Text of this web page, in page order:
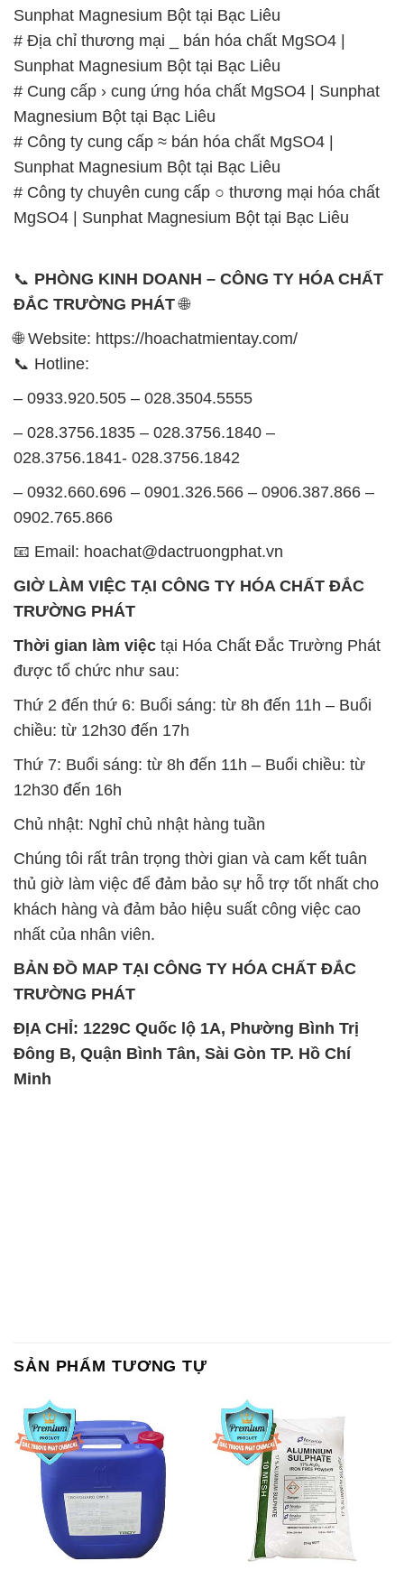
Sunphat Magnesium Bột tại Bạc Liêu
# Địa chỉ thương mại _ bán hóa chất MgSO4 |
Sunphat Magnesium Bột tại Bạc Liêu
# Cung cấp › cung ứng hóa chất MgSO4 | Sunphat
Magnesium Bột tại Bạc Liêu
# Công ty cung cấp ≈ bán hóa chất MgSO4 |
Sunphat Magnesium Bột tại Bạc Liêu
# Công ty chuyên cung cấp ○ thương mại hóa chất
MgSO4 | Sunphat Magnesium Bột tại Bạc Liêu
📞 PHÒNG KINH DOANH – CÔNG TY HÓA CHẤT
ĐẮC TRƯỜNG PHÁT🌐
🌐 Website: https://hoachatmientay.com/
📞 Hotline:
– 0933.920.505 – 028.3504.5555
– 028.3756.1835 – 028.3756.1840 –
028.3756.1841- 028.3756.1842
– 0932.660.696 – 0901.326.566 – 0906.387.866 –
0902.765.866
📧 Email: hoachat@dactruongphat.vn
GIỜ LÀM VIỆC TẠI CÔNG TY HÓA CHẤT ĐẮC
TRƯỜNG PHÁT
Thời gian làm việc tại Hóa Chất Đắc Trường Phát
được tổ chức như sau:
Thứ 2 đến thứ 6: Buổi sáng: từ 8h đến 11h – Buổi
chiều: từ 12h30 đến 17h
Thứ 7: Buổi sáng: từ 8h đến 11h – Buổi chiều: từ
12h30 đến 16h
Chủ nhật: Nghỉ chủ nhật hàng tuần
Chúng tôi rất trân trọng thời gian và cam kết tuân
thủ giờ làm việc để đảm bảo sự hỗ trợ tốt nhất cho
khách hàng và đảm bảo hiệu suất công việc cao
nhất của nhân viên.
BẢN ĐỒ MAP TẠI CÔNG TY HÓA CHẤT ĐẮC
TRƯỜNG PHÁT
ĐỊA CHỈ: 1229C Quốc lộ 1A, Phường Bình Trị
Đông B, Quận Bình Tân, Sài Gòn TP. Hồ Chí
Minh
SẢN PHẨM TƯƠNG TỰ